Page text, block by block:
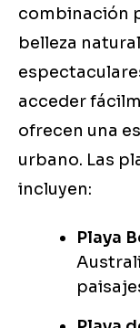
combinación
belleza
acceder
ofrecen una
urbano. Las
incluyen:
Playa